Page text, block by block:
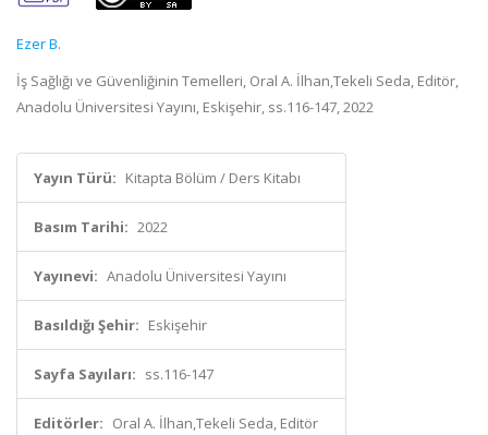
Ezer B.
İş Sağlığı ve Güvenliğinin Temelleri, Oral A. İlhan,Tekeli Seda, Editör,
Anadolu Üniversitesi Yayını, Eskişehir, ss.116-147, 2022
Yayın Türü: Kitapta Bölüm / Ders Kitabı
Basım Tarihi: 2022
Yayınevi: Anadolu Üniversitesi Yayını
Basıldığı Şehir: Eskişehir
Sayfa Sayıları: ss.116-147
Editörler: Oral A. İlhan,Tekeli Seda, Editör